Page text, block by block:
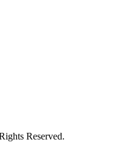
Reserved.